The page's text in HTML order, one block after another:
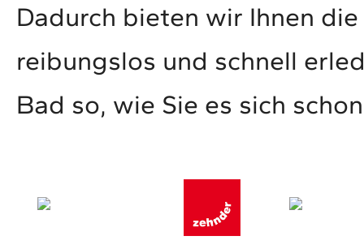
Dadurch bieten wir Ihnen
reibungslos und schnell
Bad so, wie Sie es sich